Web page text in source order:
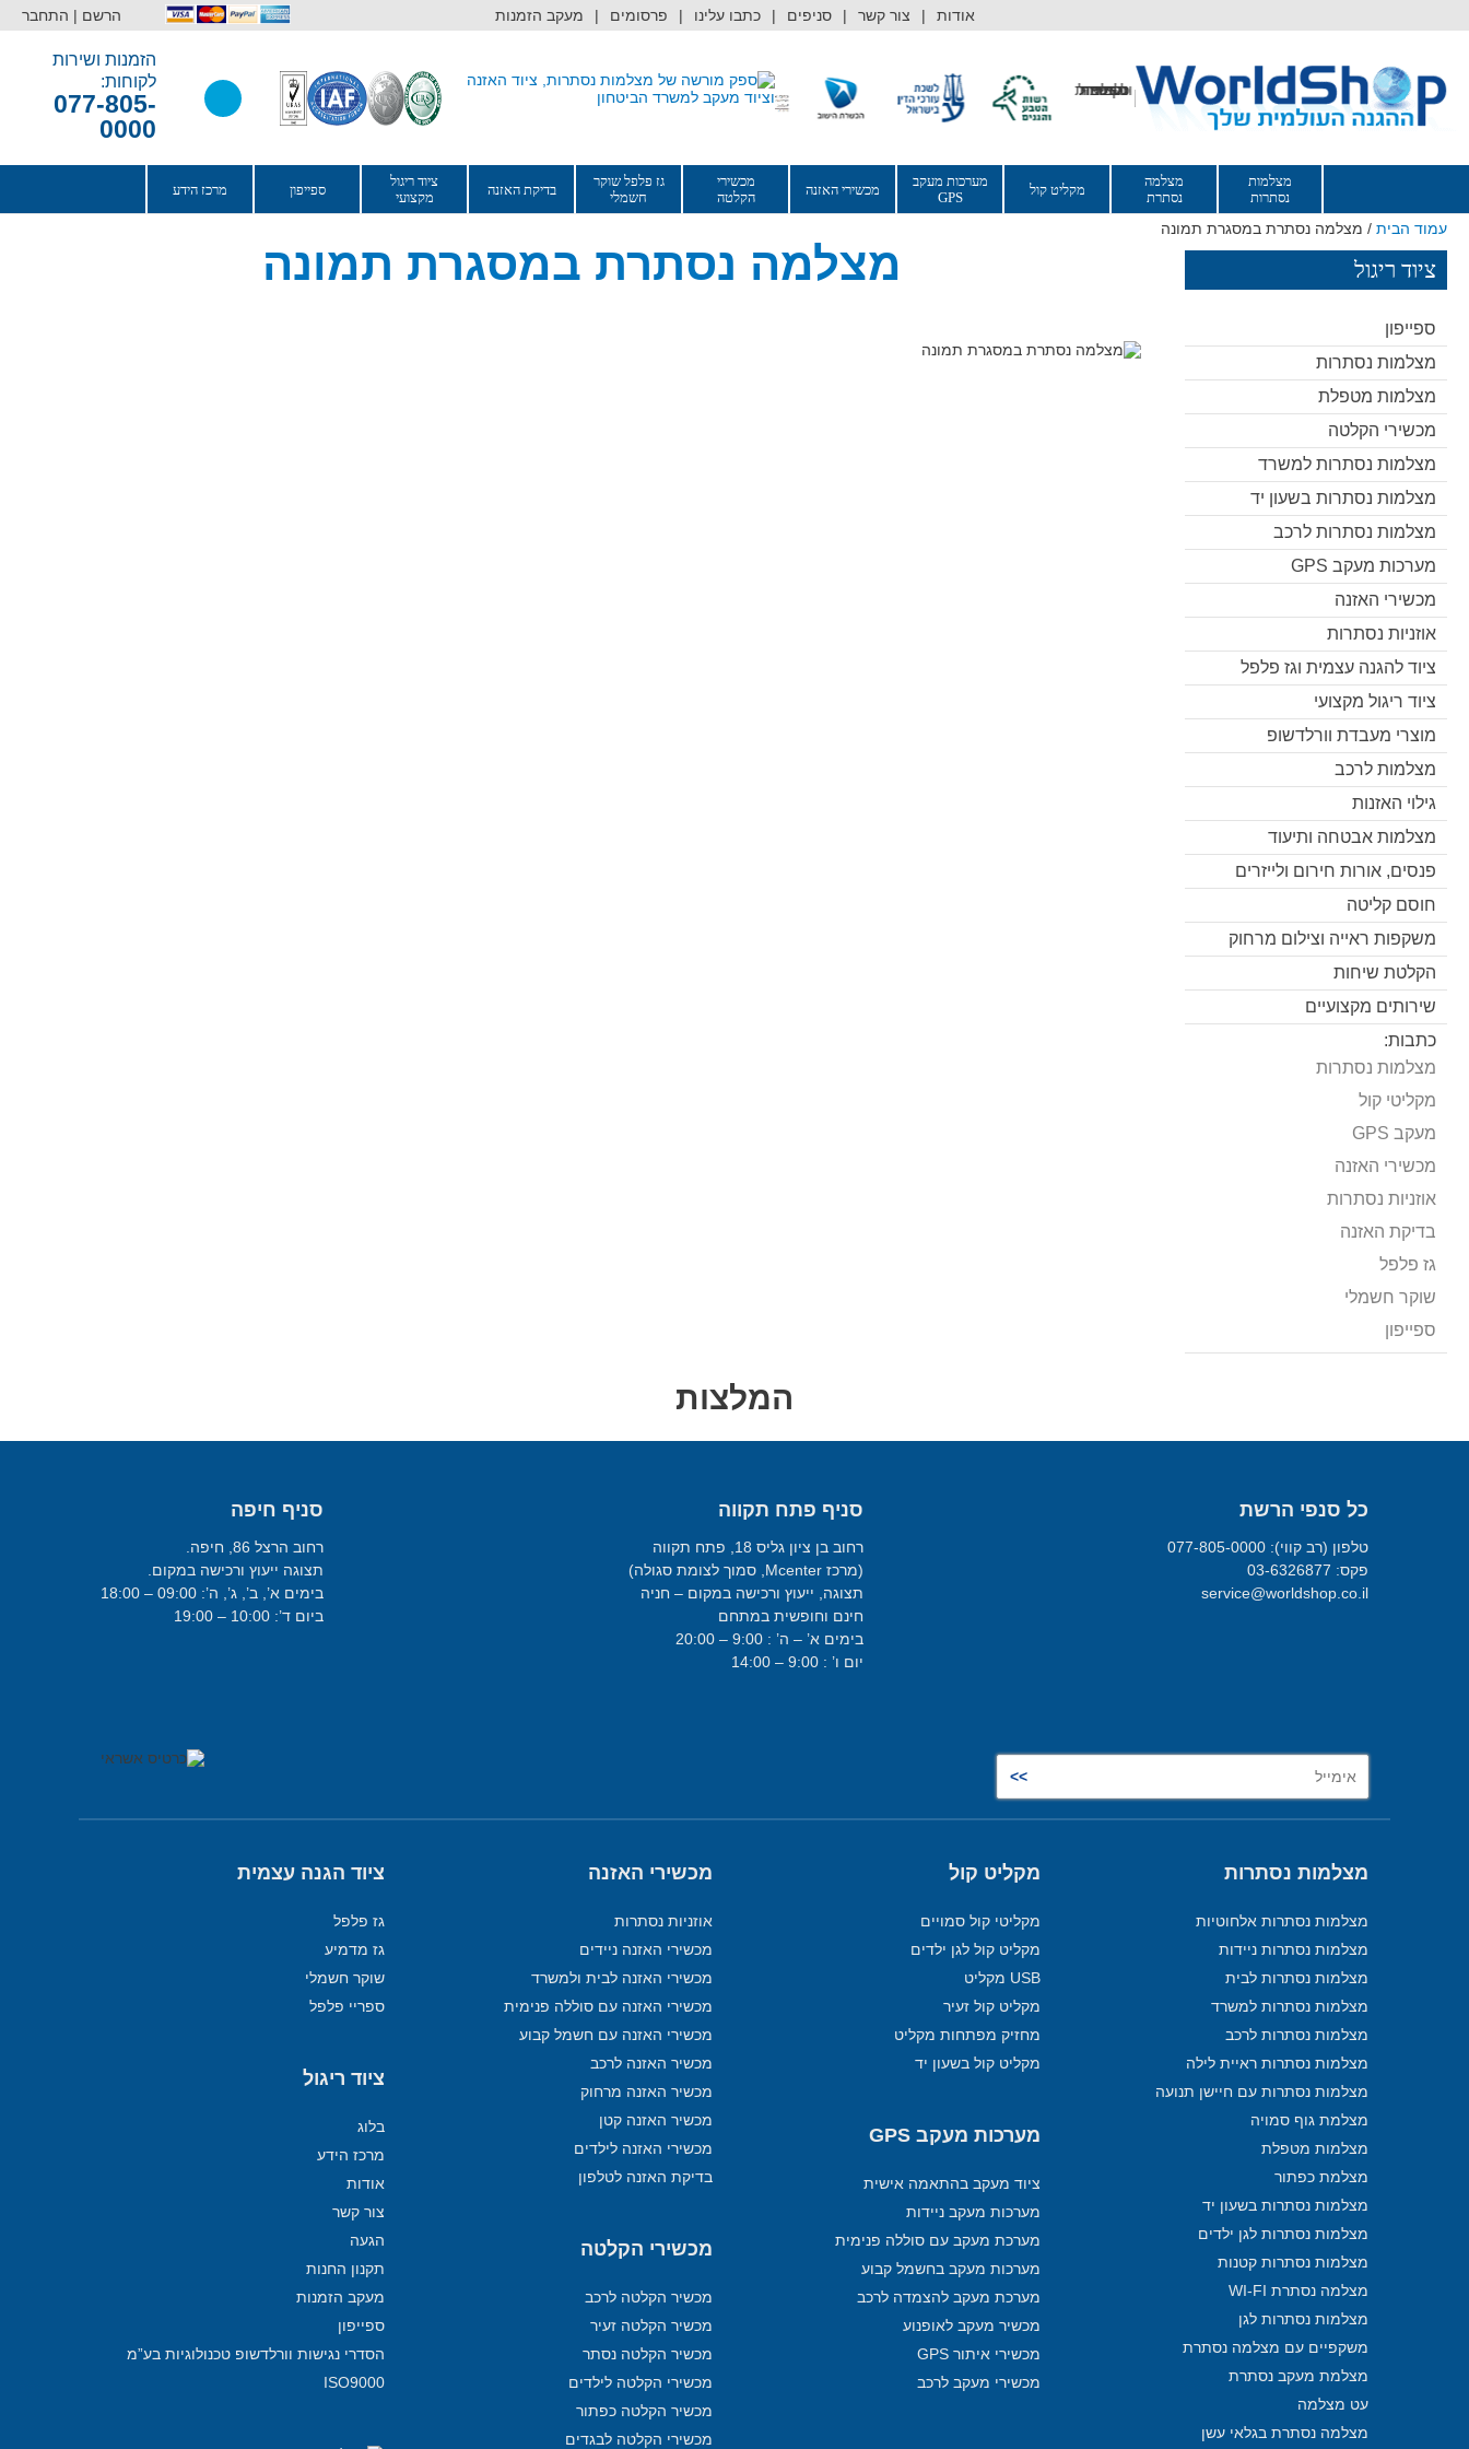
אודות צור קשר סניפים כתבו עלינו פרסומים מעקב הזמנות הרשם | התחבר
הזמנות ושירות
לקוחות:
077-805-
0000
מצלמות
נסתרות
מצלמה
נסתרת
מקליט קול
מערכות מעקב
GPS
מכשירי האזנה
מכשירי
הקלטה
גז פלפל שוקר
חשמלי
בדיקת האזנה
ציוד ריגול
מקצועי
ספייפון מרכז הידע
עמוד הבית / מצלמה נסתרת במסגרת תמונה
מצלמה נסתרת במסגרת תמונה ציוד ריגול
ספייפון
מצלמות נסתרות
מצלמות מטפלת
מכשירי הקלטה
מצלמות נסתרות למשרד
מצלמות נסתרות בשעון יד
מצלמות נסתרות לרכב
מערכות מעקב GPS
מכשירי האזנה
אוזניות נסתרות
ציוד להגנה עצמית וגז פלפל
ציוד ריגול מקצועי
מוצרי מעבדת וורלדשופ
מצלמות לרכב
גילוי האזנות
מצלמות אבטחה ותיעוד
פנסים, אורות חירום ולייזרים
חוסם קליטה
משקפות ראייה וצילום מרחוק
הקלטת שיחות
שירותים מקצועיים
כתבות:
מצלמות נסתרות
מקליטי קול
מעקב GPS
מכשירי האזנה
אוזניות נסתרות
בדיקת האזנה
גז פלפל
שוקר חשמלי
ספייפון
המלצות
כל סנפי הרשת
טלפון (רב קווי): 077-805-0000
פקס: 03-6326877
service@worldshop.co.il
סניף פתח תקווה
רחוב בן ציון גליס 18, פתח תקווה
(מרכז Mcenter, סמוך לצומת סגולה)
תצוגה, ייעוץ ורכישה במקום – חניה
חינם וחופשית במתחם
בימים א’ – ה’ : 9:00 – 20:00
יום ו’ : 9:00 – 14:00
סניף חיפה
רחוב הרצל 86, חיפה.
תצוגה ייעוץ ורכישה במקום.
בימים א’, ב’, ג’, ה’: 09:00 – 18:00
ביום ד’: 10:00 – 19:00
מצלמות נסתרות
מצלמות נסתרות אלחוטיות
מצלמות נסתרות ניידות
מצלמות נסתרות לבית
מצלמות נסתרות למשרד
מצלמות נסתרות לרכב
מצלמות נסתרות ראיית לילה
מצלמות נסתרות עם חיישן תנועה
מצלמת גוף סמויה
מצלמות מטפלת
מצלמת כפתור
מצלמות נסתרות בשעון יד
מצלמות נסתרות לגן ילדים
מצלמות נסתרות קטנות
מצלמה נסתרת WI-FI
מצלמות נסתרות לגן
משקפיים עם מצלמה נסתרת
מצלמת מעקב נסתרת
עט מצלמה
מצלמה נסתרת בגלאי עשן
מקליט קול
מקליטי קול סמויים
מקליט קול לגן ילדים
USB מקליט
מקליט קול זעיר
מחזיק מפתחות מקליט
מקליט קול בשעון יד
מערכות מעקב GPS
ציוד מעקב בהתאמה אישית
מערכות מעקב ניידות
מערכת מעקב עם סוללה פנימית
מערכות מעקב בחשמל קבוע
מערכת מעקב להצמדה לרכב
מכשיר מעקב לאופנוע
מכשירי איתור GPS
מכשירי מעקב לרכב
מכשירי האזנה
אוזניות נסתרות
מכשירי האזנה ניידים
מכשירי האזנה לבית ולמשרד
מכשירי האזנה עם סוללה פנימית
מכשירי האזנה עם חשמל קבוע
מכשיר האזנה לרכב
מכשיר האזנה מרחוק
מכשיר האזנה קטן
מכשירי האזנה לילדים
בדיקת האזנה לטלפון
מכשירי הקלטה
מכשיר הקלטה לרכב
מכשיר הקלטה זעיר
מכשיר הקלטה נסתר
מכשירי הקלטה לילדים
מכשיר הקלטה כפתור
מכשירי הקלטה לבגדים
ציוד הגנה עצמית
גז פלפל
גז מדמיע
שוקר חשמלי
ספריי פלפל
ציוד ריגול
בלוג
מרכז הידע
אודות
צור קשר
הגעה
תקנון החנות
מעקב הזמנות
ספייפון
הסדרי נגישות וורלדשופ טכנולוגיות בע”מ
ISO9000